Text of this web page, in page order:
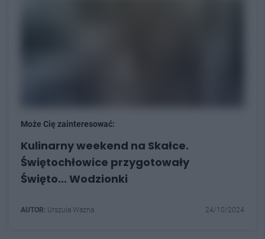
Może Cię zainteresować:
Kulinarny weekend na Skałce.
Świętochłowice przygotowały
Święto... Wodzionki
AUTOR: Urszula Ważna 24/10/2024